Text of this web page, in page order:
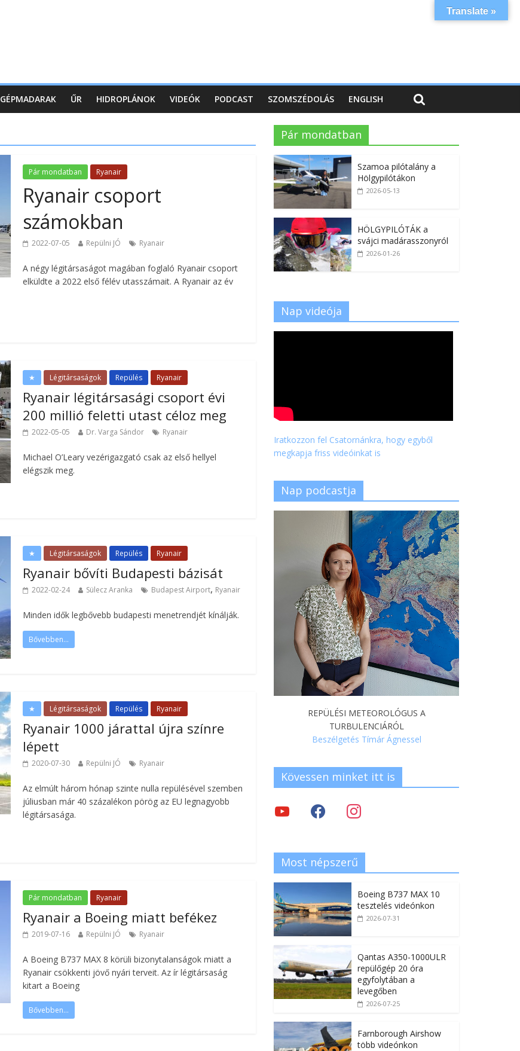
GÉPMADARAK ŰR HIDROPLÁNOK VIDEÓK PODCAST SZOMSZÉDOLÁS ENGLISH
Pár mondatban Ryanair
Ryanair csoport
számokban
2022-07-05 Repülni JÓ Ryanair
A négy légitársaságot magában foglaló Ryanair csoport
elküldte a 2022 első félév utasszámait. A Ryanair az év
★ Légitársaságok Repülés Ryanair
Ryanair légitársasági csoport évi
200 millió feletti utast céloz meg
2022-05-05 Dr. Varga Sándor Ryanair
Michael O’Leary vezérigazgató csak az első hellyel
elégszik meg.
★ Légitársaságok Repülés Ryanair
Ryanair bővíti Budapesti bázisát
2022-02-24 Sülecz Aranka Budapest Airport, Ryanair
Minden idők legbővebb budapesti menetrendjét kínálják.
Bővebben...
★ Légitársaságok Repülés Ryanair
Ryanair 1000 járattal újra színre
lépett
2020-07-30 Repülni JÓ Ryanair
Az elmúlt három hónap szinte nulla repülésével szemben
júliusban már 40 százalékon pörög az EU legnagyobb
légitársasága.
Pár mondatban Ryanair
Ryanair a Boeing miatt befékez
2019-07-16 Repülni JÓ Ryanair
A Boeing B737 MAX 8 körüli bizonytalanságok miatt a
Ryanair csökkenti jövő nyári terveit. Az ír légitársaság
kitart a Boeing
Bővebben...
Pár mondatban
Szamoa pilótalány a
Hölgypilótákon
2026-05-13
HÖLGYPILÓTÁK a
svájci madárasszonyról
2026-01-26
Nap videója
Iratkozzon fel Csatornánkra, hogy egyből
megkapja friss videóinkat is
Nap podcastja
REPÜLÉSI METEOROLÓGUS A
TURBULENCIÁRÓL
Beszélgetés Tímár Ágnessel
Kövessen minket itt is
Most népszerű
Boeing B737 MAX 10
tesztelés videónkon
2026-07-31
Qantas A350-1000ULR
repülőgép 20 óra
egyfolytában a
levegőben
2026-07-25
Farnborough Airshow
több videónkon
Translate »